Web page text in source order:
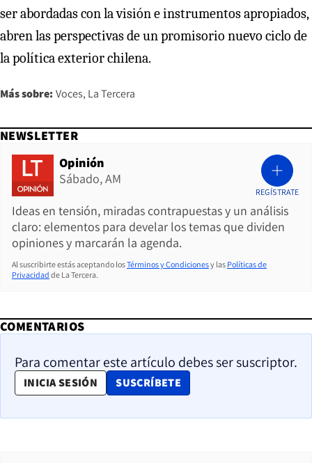
ser abordadas con la visión e instrumentos apropiados,
abren las perspectivas de un promisorio nuevo ciclo de
la política exterior chilena.
Más sobre: Voces La Tercera
NEWSLETTER
Opinión
Sábado, AM
Ideas en tensión, miradas contrapuestas y un análisis
claro: elementos para develar los temas que dividen
opiniones y marcarán la agenda.
REGÍSTRATE
Al suscribirte estás aceptando losTérminos y Condicionesy las Políticas de
Privacidad de La Tercera.
COMENTARIOS
Para comentar este artículo debes ser suscriptor.
INICIA SESIÓN SUSCRÍBETE
OPENS IN NEW WINDOW